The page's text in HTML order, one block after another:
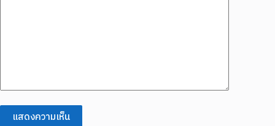
แสดงความเห็น